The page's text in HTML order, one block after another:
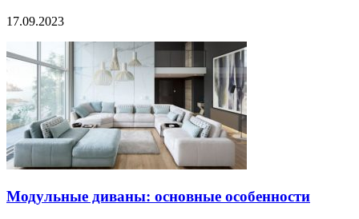
17.09.2023
Модульные диваны: основные особенности